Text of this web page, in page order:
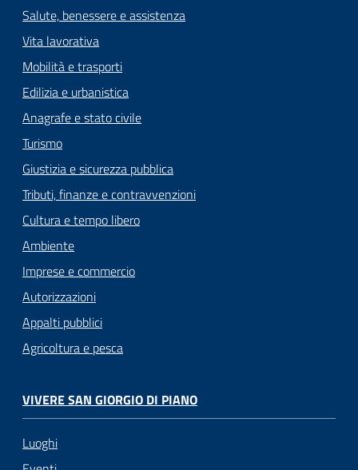
Salute, benessere e assistenza
Vita lavorativa
Mobilità e trasporti
Edilizia e urbanistica
Anagrafe e stato civile
Turismo
Giustizia e sicurezza pubblica
Tributi, finanze e contravvenzioni
Cultura e tempo libero
Ambiente
Imprese e commercio
Autorizzazioni
Appalti pubblici
Agricoltura e pesca
VIVERE SAN GIORGIO DI PIANO
Luoghi